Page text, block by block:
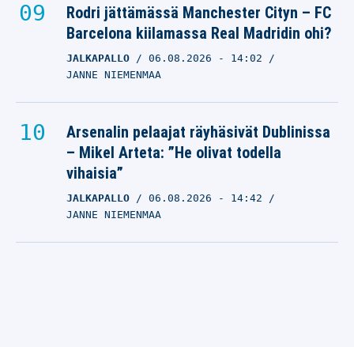
Rodri jättämässä Manchester Cityn – FC
Barcelona kiilamassa Real Madridin ohi?
JALKAPALLO 06.08.2026 - 14:02
JANNE NIEMENMAA
Arsenalin pelaajat räyhäsivät Dublinissa
– Mikel Arteta: ”He olivat todella
vihaisia”
JALKAPALLO 06.08.2026 - 14:42
JANNE NIEMENMAA